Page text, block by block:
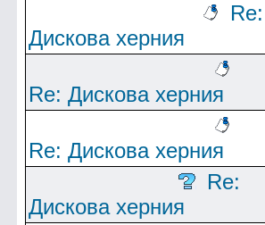
Re:
Дискова херния
Re: Дискова херния
Re: Дискова херния
Re:
Дискова херния